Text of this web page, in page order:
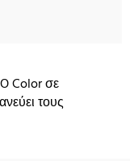
Color σε
τους